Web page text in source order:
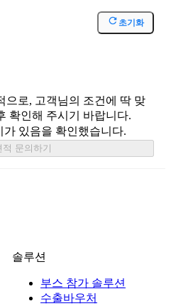
초기화
으로, 고객님의 조건에 딱 맞
확인해 주시기 바랍니다.
가 있음을 확인했습니다.
문의하기
솔루션
부스 참가 솔루션
수출바우처